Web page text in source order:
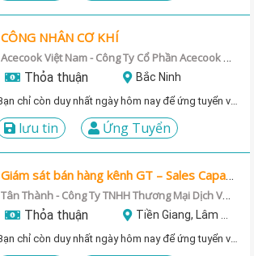
CÔNG NHÂN CƠ KHÍ
Acecook Việt Nam - Công Ty Cổ Phần Acecook Việt Nam
Thỏa thuận
Bắc Ninh
Bạn chỉ còn duy nhất ngày hôm nay để ứng tuyển vị trí này!
lưu tin Ứng Tuyển
Giám sát bán hàng kênh GT – Sales Capability Supervisor
Tân Thành - Công Ty TNHH Thương Mại Dịch Vụ Xuất Nhập Khẩu-PKD
Thỏa thuận
Tiền Giang, Lâm Đồng, Ninh Bình, Thừa Thiên - Huế
Bạn chỉ còn duy nhất ngày hôm nay để ứng tuyển vị trí này!